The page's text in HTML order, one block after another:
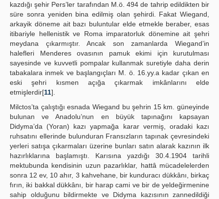
kazdığı şehir Pers’ler tarafından M.ö. 494 de tahrip edildikten bir
süre sonra yeniden bina edilmiş olan şehirdi. Fakat Wiegand,
arkayik döneme ait bazı buluntular elde etmekle beraber, esas
itibariyle hellenistik ve Roma imparatorluk dönemine ait şehri
meydana çıkarmıştır. Ancak son zamanlarda Wiegand’in
halefleri Menderes ovasının pamuk ekimi için kurutulması
sayesinde ve kuvvetli pompalar kullanmak suretiyle daha derin
tabakalara inmek ve başlangıçları M. ö. 16.yy.a kadar çıkan en
eski şehri kısmen açığa çıkarmak imkânlarını elde
etmişlerdir[11].
Milctos’ta çalıştığı esnada Wiegand bu şehrin 15 km. güneyinde
bulunan ve Anadolu’nun en büyük tapınağını kapsayan
Didyma’da (Yoran) kazı yapmağa karar vermiş, oradaki kazı
ruhsatını ellerinde bulunduran Fransızların tapınak çevresindeki
yerleri satışa çıkarmaları üzerine bunları satın alarak kazının ilk
hazırlıklarına başlamıştı. Karısına yazdığı 30.4.1904 tarihli
mektubunda kendisinin uzun pazarlıklar, hattâ mücadelelerden
sonra 12 ev, 10 ahır, 3 kahvehane, bir kunduracı dükkânı, birkaç
fırın, iki bakkal dükkânı, bir harap cami ve bir de yeldeğirmenine
sahip olduğunu bildirmekte ve Didyma kazısının zannedildiği